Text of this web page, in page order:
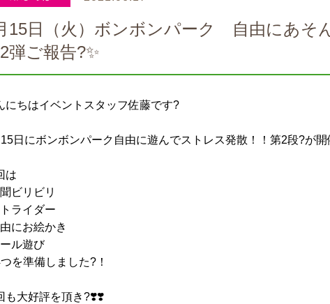
15日（火）ボンボンパーク 自由にあそ
弾ご報告?✨
にちはイベントスタッフ佐藤です?
日にボンボンパーク自由に遊んでストレス発散！！第2段?が
は
ビリビリ
ライダー
にお絵かき
ル遊び
を準備しました?！
も大好評を頂き?❣️❣️